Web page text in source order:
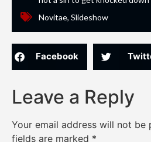
Novitae, Slideshow
Facebook
Leave a Reply
Your email address will not be
fields are marked *